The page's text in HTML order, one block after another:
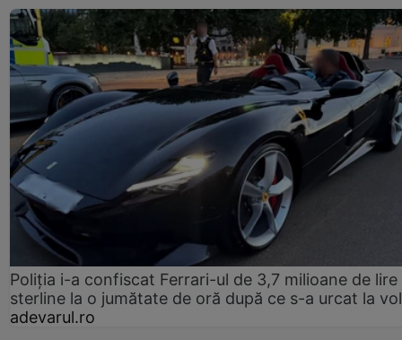
Poliția i-a confiscat Ferrari-ul de 3,7 milioane de lire
sterline la o jumătate de oră după ce s-a urcat la
adevarul.ro